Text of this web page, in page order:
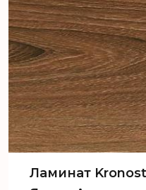
Ламинат